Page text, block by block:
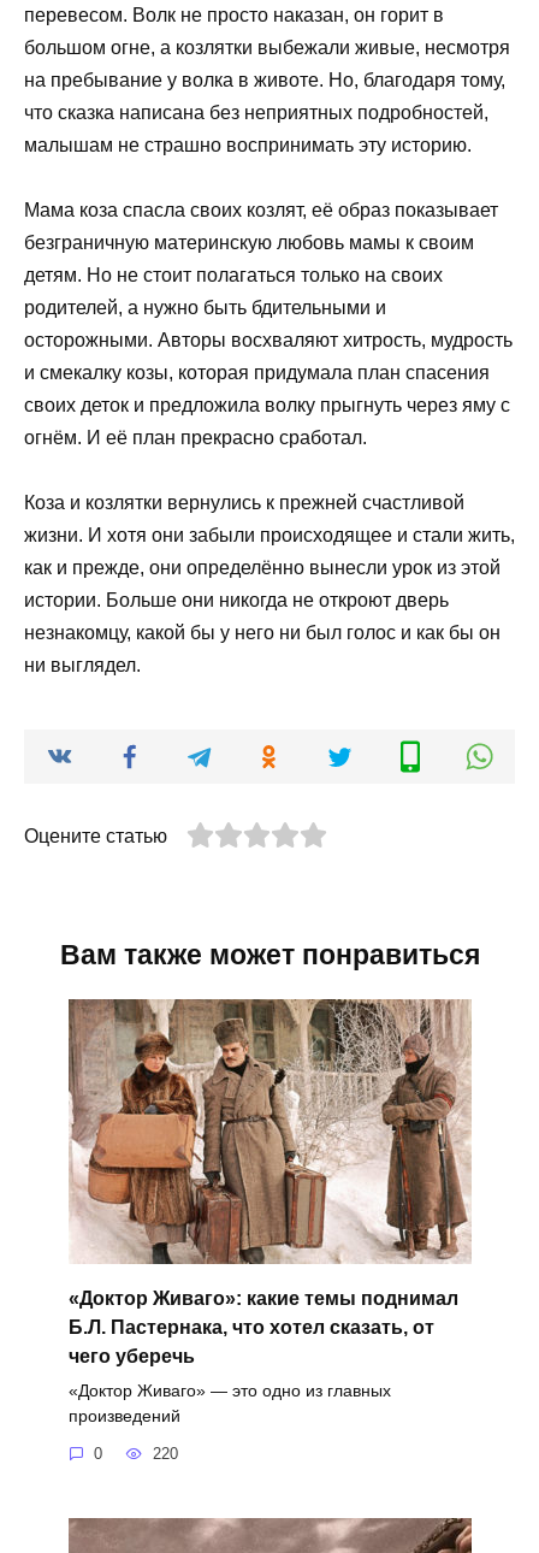
перевесом. Волк не просто наказан, он горит в
большом огне, а козлятки выбежали живые, несмотря
на пребывание у волка в животе. Но, благодаря тому,
что сказка написана без неприятных подробностей,
малышам не страшно воспринимать эту историю.
Мама коза спасла своих козлят, её образ показывает
безграничную материнскую любовь мамы к своим
детям. Но не стоит полагаться только на своих
родителей, а нужно быть бдительными и
осторожными. Авторы восхваляют хитрость, мудрость
и смекалку козы, которая придумала план спасения
своих деток и предложила волку прыгнуть через яму с
огнём. И её план прекрасно сработал.
Коза и козлятки вернулись к прежней счастливой
жизни. И хотя они забыли происходящее и стали жить,
как и прежде, они определённо вынесли урок из этой
истории. Больше они никогда не откроют дверь
незнакомцу, какой бы у него ни был голос и как бы он
ни выглядел.
Оцените статью
Вам также может понравиться
«Доктор Живаго»: какие темы поднимал
Б.Л. Пастернака, что хотел сказать, от
чего уберечь
«Доктор Живаго» — это одно из главных
произведений
0 220